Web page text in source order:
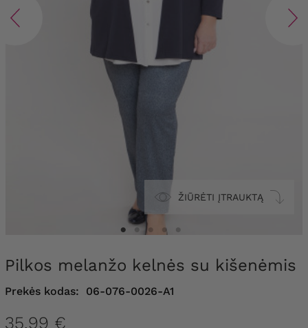
ŽIŪRĖTI ĮTRAUKTĄ
Pilkos melanžo kelnės su kišenėmis
Prekės kodas: 06-076-0026-A1
35,99 €